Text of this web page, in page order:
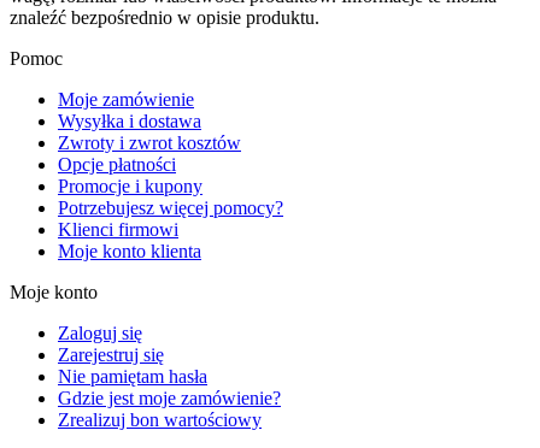
znaleźć bezpośrednio w opisie produktu.
Pomoc
Moje zamówienie
Wysyłka i dostawa
Zwroty i zwrot kosztów
Opcje płatności
Promocje i kupony
Potrzebujesz więcej pomocy?
Klienci firmowi
Moje konto klienta
Moje konto
Zaloguj się
Zarejestruj się
Nie pamiętam hasła
Gdzie jest moje zamówienie?
Zrealizuj bon wartościowy